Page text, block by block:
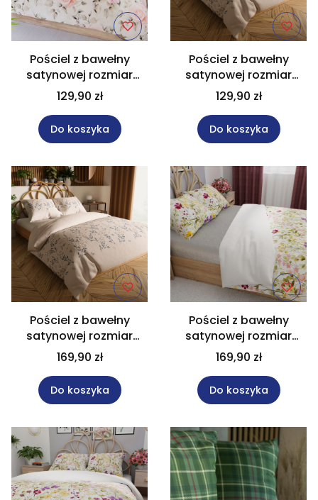
Pościel z bawełny
satynowej rozmiar
160x200 cm ROSALINA
129,90 zł
Do koszyka
Pościel z bawełny
satynowej rozmiar
160x200 cm AMALIA
129,90 zł
Do koszyka
Pościel z bawełny
satynowej rozmiar
220x200 cm AMALIA
169,90 zł
Do koszyka
Pościel z bawełny
satynowej rozmiar
220x200 cm FLORINA
169,90 zł
Do koszyka